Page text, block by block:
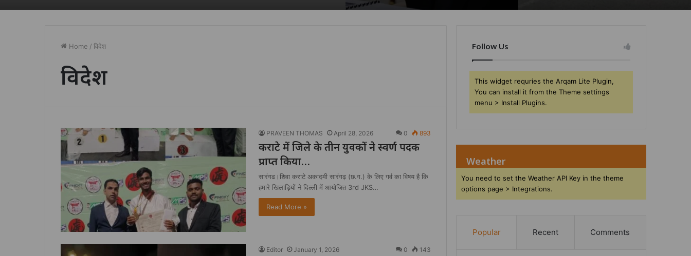
Home / विदेश
विदेश
PRAVEEN THOMAS April 28, 2026 0 893
कराटे में जिले के तीन युवकों ने स्वर्ण पदक
प्राप्त किया…
सारंगढ।शिवा कराटे अकादमी सारंगढ़ (छ.ग.) के लिए गर्व का विषय है कि
हमारे खिलाड़ियों ने दिल्ली में आयोजित 3rd JKS…
Read More »
Editor January 1, 2026 0 143
Follow Us
This widget requries the Arqam Lite Plugin,
You can install it from the Theme settings
menu > Install Plugins.
Weather
You need to set the Weather API Key in the theme
options page > Integrations.
Popular Recent Comments